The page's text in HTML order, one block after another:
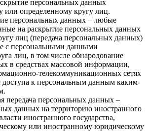
персональных данных
или определенному кругу лиц.
персональных данных – любые
на раскрытие персональных данных
лиц (передача персональных данных)
с персональными данными
лиц, в том числе обнародование
в средствах массовой информации,
телекоммуникационных сетях
доступа к персональным данным каким-
передача персональных данных –
данных на территорию иностранного
иностранного государства,
или иностранному юридическому